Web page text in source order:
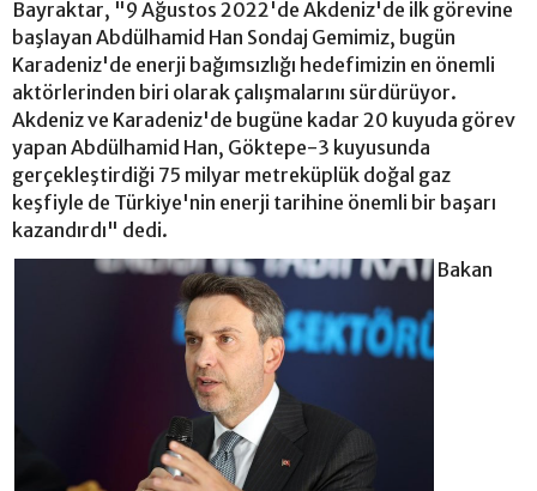
Bayraktar, "9 Ağustos 2022'de Akdeniz'de ilk görevine
başlayan Abdülhamid Han Sondaj Gemimiz, bugün
Karadeniz'de enerji bağımsızlığı hedefimizin en önemli
aktörlerinden biri olarak çalışmalarını sürdürüyor.
Akdeniz ve Karadeniz'de bugüne kadar 20 kuyuda görev
yapan Abdülhamid Han, Göktepe-3 kuyusunda
gerçekleştirdiği 75 milyar metreküplük doğal gaz
keşfiyle de Türkiye'nin enerji tarihine önemli bir başarı
kazandırdı" dedi.
Bakan